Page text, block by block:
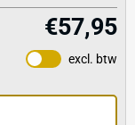
excl. btw
€57,95